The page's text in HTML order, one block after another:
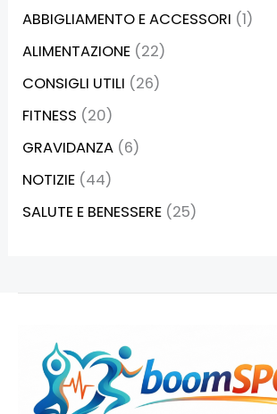
ABBIGLIAMENTO E ACCESSORI (1)
ALIMENTAZIONE (22)
CONSIGLI UTILI (26)
FITNESS (20)
GRAVIDANZA (6)
NOTIZIE (44)
SALUTE E BENESSERE (25)